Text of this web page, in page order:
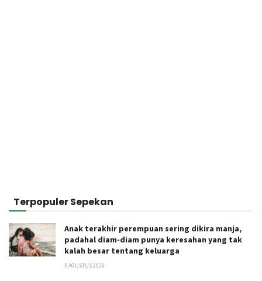
Terpopuler Sepekan
Anak terakhir perempuan sering dikira manja,
padahal diam-diam punya keresahan yang tak
kalah besar tentang keluarga
5 AGUSTUS 2026